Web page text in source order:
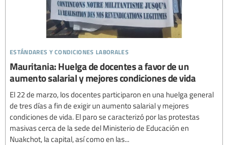
estándares y condiciones laborales
Mauritania: Huelga de docentes a favor de un
aumento salarial y mejores condiciones de vida
El 22 de marzo, los docentes participaron en una huelga general
de tres días a fin de exigir un aumento salarial y mejores
condiciones de vida. El paro se caracterizó por las protestas
masivas cerca de la sede del Ministerio de Educación en
Nuakchot, la capital, así como en las...